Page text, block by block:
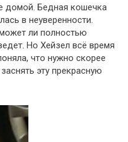
домой. Бедная кошечка
в неуверенности.
ли полностью
Но Хейзел всё время
что нужно скорее
эту прекрасную